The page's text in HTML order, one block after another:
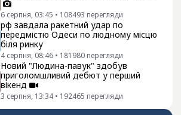
6 серпня, 03:45 • 108493 перегляди
рф завдала ракетний удар по
передмістю Одеси по людному місцю
біля ринку
4 серпня, 08:46 • 181980 перегляди
Новий "Людина-павук" здобув
приголомшливий дебют у перший
вікенд
3 серпня, 13:34 • 192465 перегляди